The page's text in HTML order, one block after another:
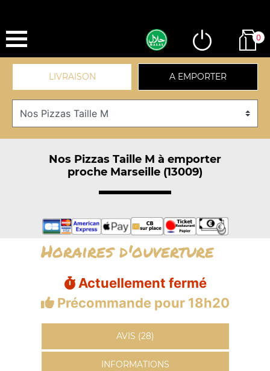
0
LIVRAISON A EMPORTER
Nos Pizzas Taille M à emporter
proche Marseille (13009)
Horaires d'ouverture
Actuellement fermé
Précommande pour 18h20
AVIS (28)
INFORMATIONS